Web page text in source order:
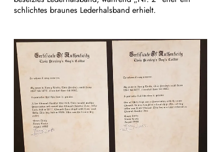
schlichtes braunes Lederhalsband erhielt.